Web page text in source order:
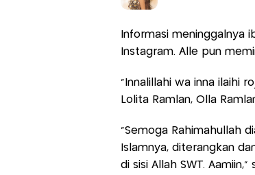
Informasi meninggalnya
Instagram. Alle pun
"Innalillahi wa inna ilaihi
Lolita Ramlan, Olla
"Semoga Rahimahullah
Islamnya, diterangkan
di sisi Allah SWT. Aamiin,"